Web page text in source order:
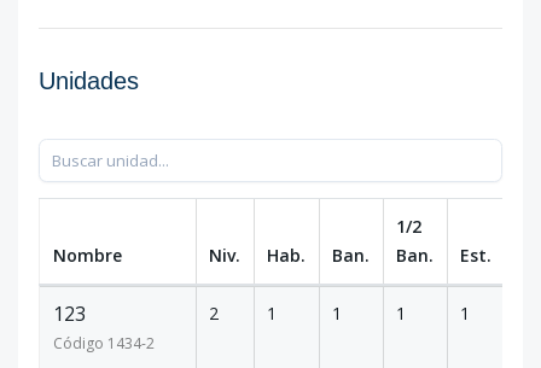
Unidades
Nombre Niv. Hab. Ban.
1/2
Ban.
Est.
123
Código 1434-2
2 1 1 1 1